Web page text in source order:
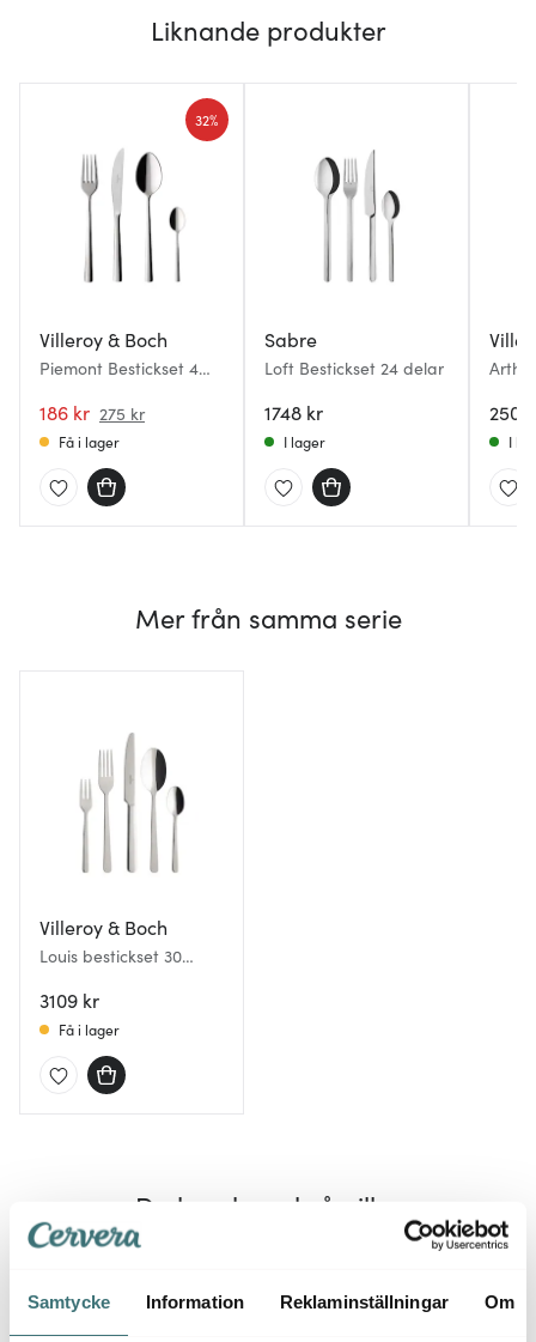
Samtycke Information Reklaminställningar Om
Liknande produkter
Villeroy & Boch
Piemont Bestickset 4
186 kr 275 kr
32%
Få i lager
Sabre
Loft Bestickset 24 delar
1748 kr
I lager I
Mer från samma serie
Villeroy & Boch
Louis bestickset 30
3109 kr
Få i lager
Du kanske också gillar
51% 50%